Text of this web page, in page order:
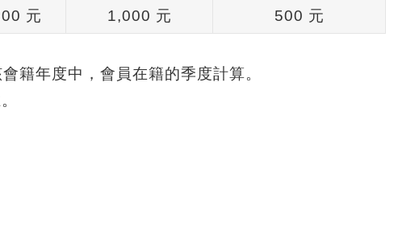
元 1,000 元 500 元
籍年度中，會員在籍的季度計算。